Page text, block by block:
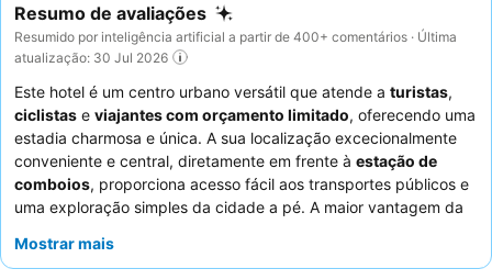
Resumo de avaliações
Resumido por inteligência artificial a partir de 400+ comentários · Última
atualização: 30 Jul 2026
Este hotel é um centro urbano versátil que atende a turistas,
ciclistas e viajantes com orçamento limitado, oferecendo uma
estadia charmosa e única. A sua localização excecionalmente
conveniente e central, diretamente em frente à estação de
comboios, proporciona acesso fácil aos transportes públicos e
uma exploração simples da cidade a pé. A maior vantagem da
uma conveniência significativa para quem explora a rota
Mostrar mais